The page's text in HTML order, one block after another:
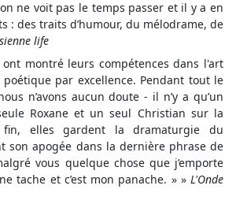
ne voit pas le temps passer et il y a en
: des traits d’humour, du mélodrame, de
life
ont montré leurs compétences dans l'art
par excellence. Pendant tout le
n’avons aucun doute - il n’y a qu’un
Roxane et un seul Christian sur la
fin, elles gardent la dramaturgie du
son apogée dans la dernière phrase de
vous quelque chose que j’emporte
tache et c’est mon panache. » » L'Onde